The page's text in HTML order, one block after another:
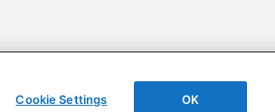
Cookie Settings OK